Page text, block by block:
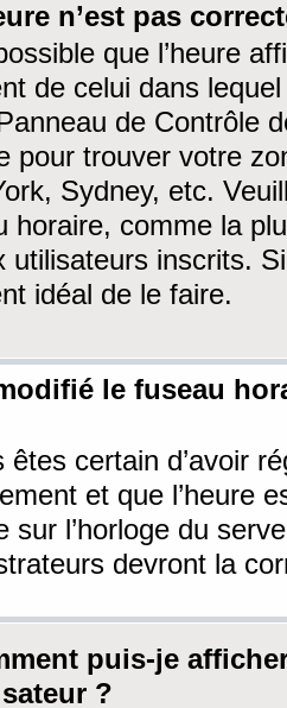
n’est pas
que l’heure
de celui dans
de Contrôle
pour trouver votre
Sydney, etc.
horaire, comme la
utilisateurs inscrits.
idéal de le faire.
le fuseau
êtes certain d’avoir
et que l’heure
sur l’horloge du
devront la
puis-je
?